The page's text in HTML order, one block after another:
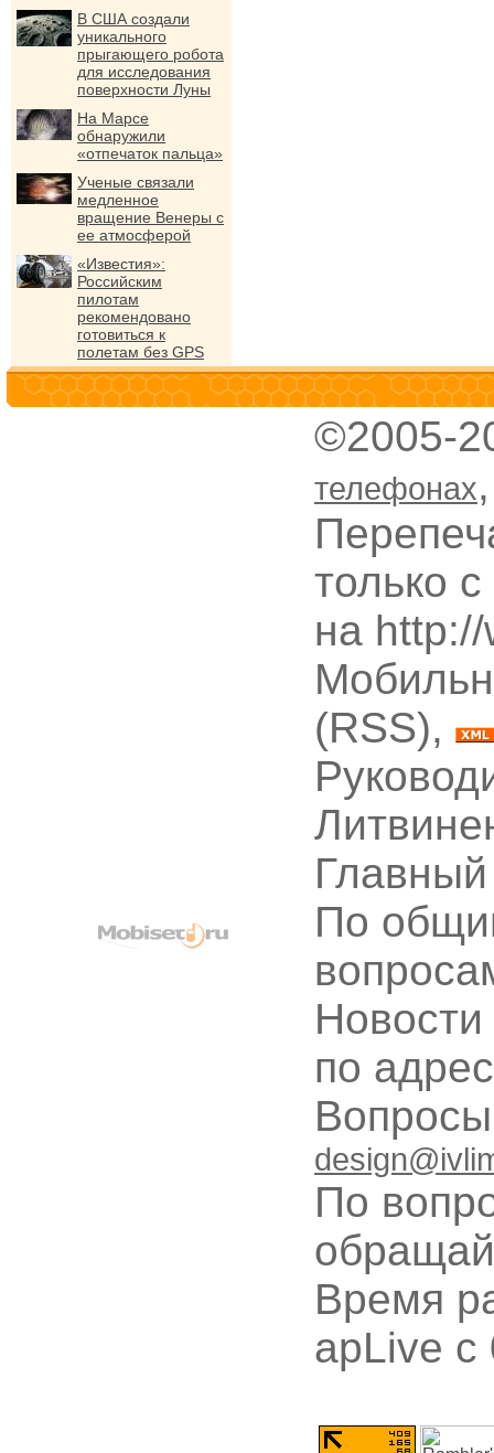
В США создали
уникального
прыгающего робота
для исследования
поверхности Луны
На Марсе
обнаружили
«отпечаток пальца»
Ученые связали
медленное
вращение Венеры с
ее атмосферой
«Известия»:
Российским
пилотам
рекомендовано
готовиться к
полетам без GPS
©2005-
телефонах
только
на
(RSS),
По
по
По
Время
apLive c